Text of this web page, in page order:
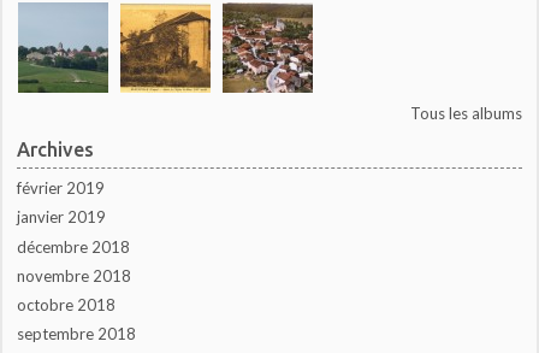
Tous les albums
Archives
février 2019
janvier 2019
décembre 2018
novembre 2018
octobre 2018
septembre 2018